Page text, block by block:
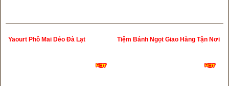
Yaourt Phô Mai Dẻo Đà Lạt Tiệm Bánh Ngọt Giao Hàng Tận Nơi